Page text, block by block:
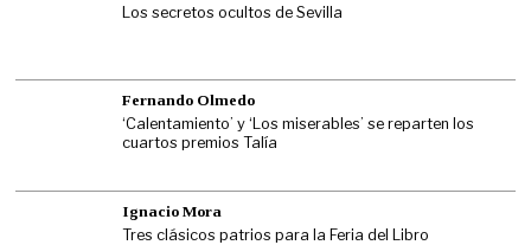
Los secretos ocultos de Sevilla
Fernando Olmedo
‘Calentamiento’ y ‘Los miserables’ se reparten los
cuartos premios Talía
Ignacio Mora
Tres clásicos patrios para la Feria del Libro